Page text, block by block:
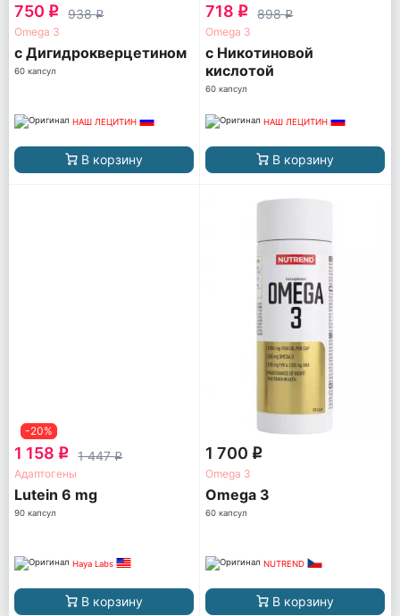
750 q 938q
Omega 3
с Дигидрокверцетином
60 капсул
НАШ ЛЕЦИТИН
В корзину
718 q 898q
Omega 3
с Никотиновой
кислотой
60 капсул
НАШ ЛЕЦИТИН
В корзину
-20%
1 158 q 1 447q
Адаптогены
Lutein 6 mg
90 капсул
Haya Labs
В корзину
1 700 q
Omega 3
Omega 3
60 капсул
NUTREND
В корзину